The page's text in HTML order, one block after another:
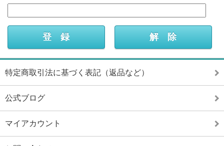
特定商取引法に基づく表記（返品など）
公式ブログ
マイアカウント